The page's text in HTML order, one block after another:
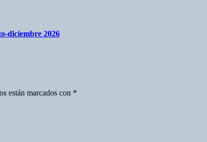
diciembre 2026
están marcados con *